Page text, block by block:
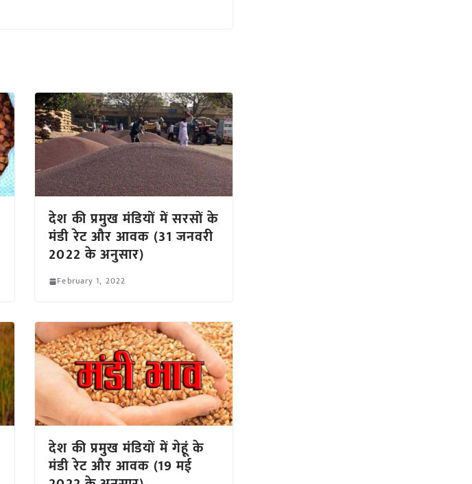
देश की प्रमुख मंडियों में सरसों के
मंडी रेट और आवक (31 जनवरी
2022 के अनुसार)
February 1, 2022
देश की प्रमुख मंडियों में गेहूं के
मंडी रेट और आवक (19 मई